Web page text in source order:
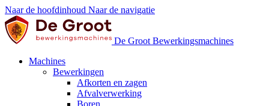
Naar de hoofdinhoud Naar de navigatie
De Groot Bewerkingsmachines
Machines
Bewerkingen
Afkorten en zagen
Afvalverwerking
Boren